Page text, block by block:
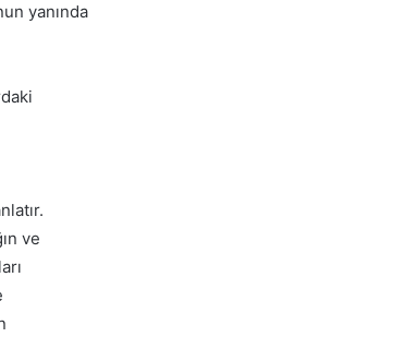
yanında
ve